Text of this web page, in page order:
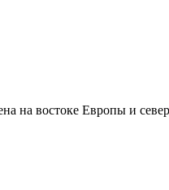
на востоке Европы и